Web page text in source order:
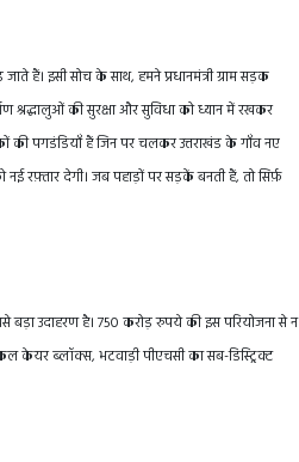
हैं। इसी सोच के साथ, हमने प्रधानमंत्री ग्राम सड़क
श्रद्धालुओं की सुरक्षा और सुविधा को ध्यान में रखकर
की पगडंडियाँ हैं जिन पर चलकर उत्तराखंड के गाँव नए
देगी। जब पहाड़ों पर सड़कें बनती हैं, तो सिर्फ़
बड़ा उदाहरण है। 750 करोड़ रुपये की इस परियोजना से न
केयर ब्लॉक्स, भटवाड़ी पीएचसी का सब-डिस्ट्रिक्ट